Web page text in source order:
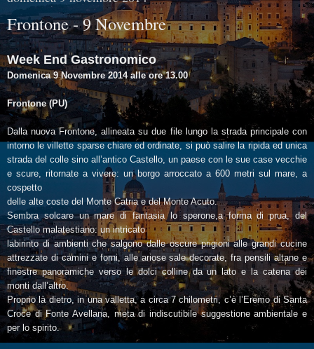
Frontone - 9 Novembre
Week End Gastronomico
Domenica 9 Novembre 2014 alle ore 13.00
Frontone (PU)
Dalla nuova Frontone, allineata su due file lungo la strada principale con
intorno le villette sparse chiare ed ordinate, si può salire la ripida ed unica
strada del colle sino all’antico Castello, un paese con le sue case vecchie
e scure, ritornate a vivere: un borgo arroccato a 600 metri sul mare, a
cospetto
delle alte coste del Monte Catria e del Monte Acuto.
Sembra solcare un mare di fantasia lo sperone,a forma di prua, del
Castello malatestiano: un intricato
labirinto di ambienti che salgono dalle oscure prigioni alle grandi cucine
attrezzate di camini e forni, alle ariose sale decorate, fra pensili altane e
finestre panoramiche verso le dolci colline da un lato e la catena dei
monti dall’altro.
Proprio là dietro, in una valletta, a circa 7 chilometri, c’è l’Eremo di Santa
Croce di Fonte Avellana, meta di indiscutibile suggestione ambientale e
per lo spirito.